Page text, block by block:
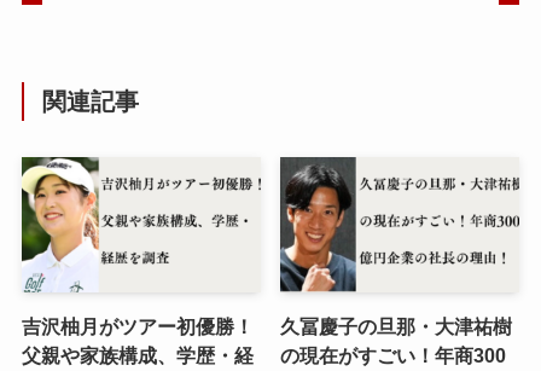
関連記事
吉沢柚月がツアー初優勝！
父親や家族構成、学歴・経
久冨慶子の旦那・大津祐樹
の現在がすごい！年商300